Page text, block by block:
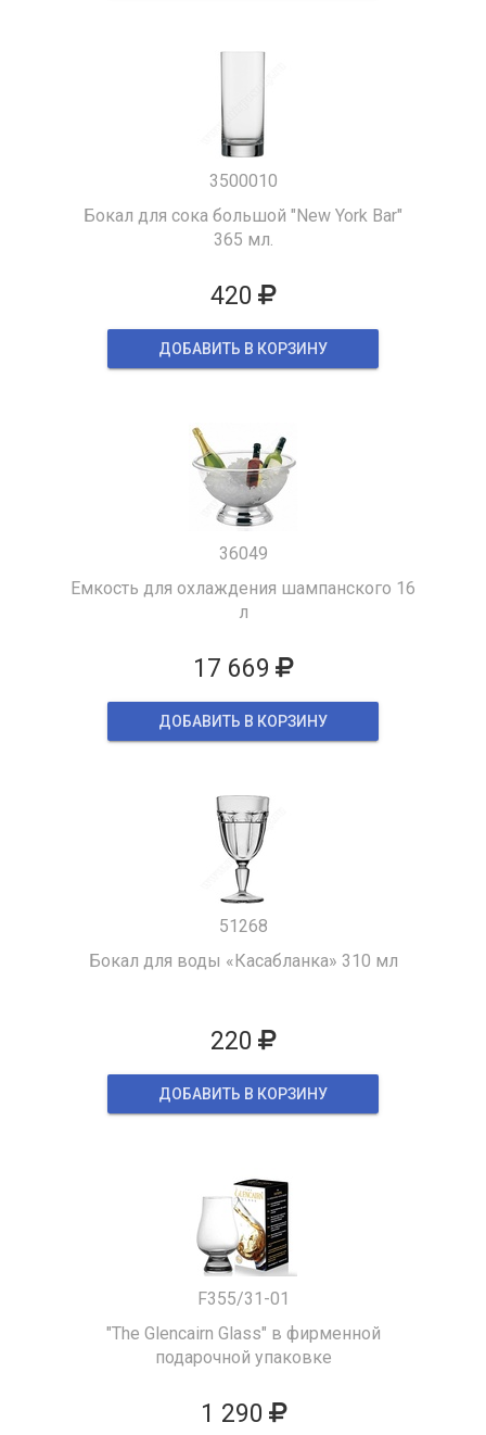
3500010
Бокал для сока большой "New York Bar"
365 мл.
420
ДОБАВИТЬ В КОРЗИНУ
36049
Емкость для охлаждения шампанского 16
л
17 669
ДОБАВИТЬ В КОРЗИНУ
51268
Бокал для воды «Касабланка» 310 мл
220
ДОБАВИТЬ В КОРЗИНУ
F355/31-01
"The Glencairn Glass" в фирменной
подарочной упаковке
1 290